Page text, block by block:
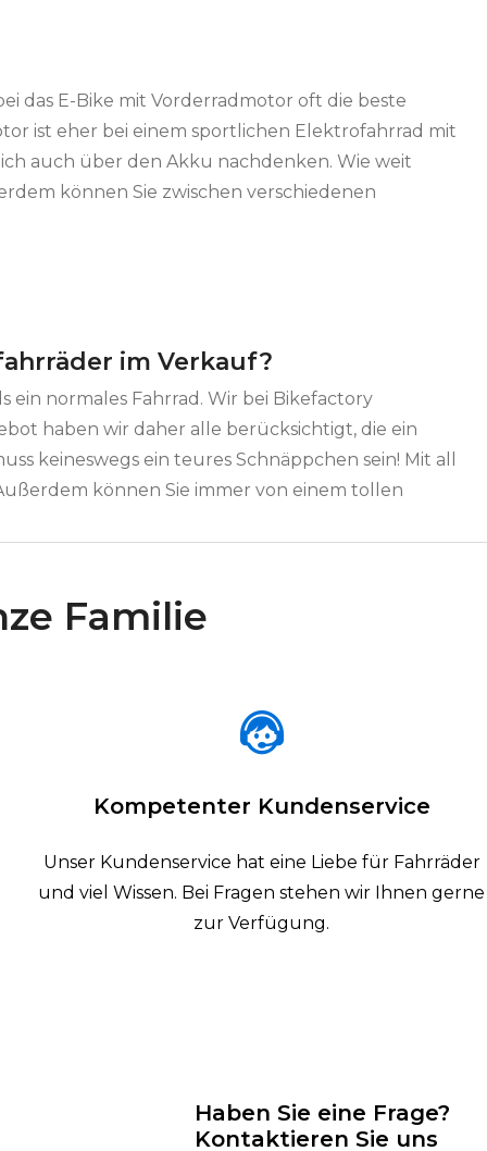
das E-Bike mit Vorderradmotor oft die beste
ist eher bei einem sportlichen Elektrofahrrad mit
auch über den Akku nachdenken. Wie weit
können Sie zwischen verschiedenen
im Verkauf?
normales Fahrrad. Wir bei Bikefactory
haben wir daher alle berücksichtigt, die ein
keineswegs ein teures Schnäppchen sein! Mit all
können Sie immer von einem tollen
Familie
Kompetenter Kundenservice
Unser Kundenservice hat eine Liebe für Fahrräder
und viel Wissen. Bei Fragen stehen wir Ihnen gerne
zur Verfügung.
Haben Sie eine Frage?
Kontaktieren Sie uns